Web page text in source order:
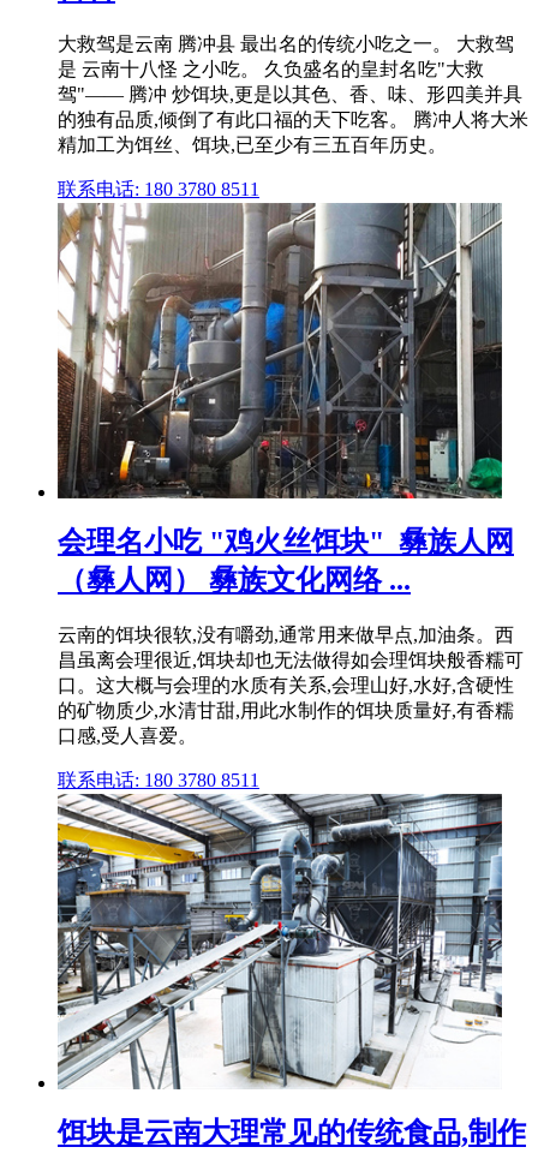
大救驾是云南 腾冲县 最出名的传统小吃之一。 大救驾
是 云南十八怪 之小吃。 久负盛名的皇封名吃"大救
驾"—— 腾冲 炒饵块,更是以其色、香、味、形四美并具
的独有品质,倾倒了有此口福的天下吃客。 腾冲人将大米
精加工为饵丝、饵块,已至少有三五百年历史。
联系电话: 180 3780 8511
会理名小吃 "鸡火丝饵块"_彝族人网
（彝人网） 彝族文化网络 ...
云南的饵块很软,没有嚼劲,通常用来做早点,加油条。西
昌虽离会理很近,饵块却也无法做得如会理饵块般香糯可
口。这大概与会理的水质有关系,会理山好,水好,含硬性
的矿物质少,水清甘甜,用此水制作的饵块质量好,有香糯
口感,受人喜爱。
联系电话: 180 3780 8511
饵块是云南大理常见的传统食品,制作